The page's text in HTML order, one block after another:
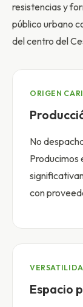
resistencias y
público urbano
del centro del
ORIGEN
No
Producimos
con
Espacio